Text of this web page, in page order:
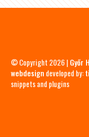
© Copyright 2026 | Győr
webdesign developed by:
snippets and plugins